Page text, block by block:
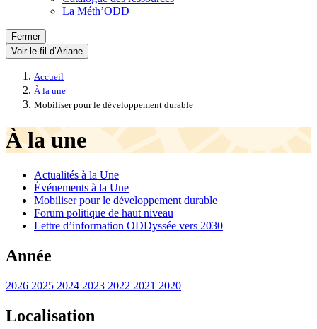
La Méth’ODD
Fermer
Voir le fil d’Ariane
Accueil
À la une
Mobiliser pour le développement durable
À la une
Actualités à la Une
Événements à la Une
Mobiliser pour le développement durable
Forum politique de haut niveau
Lettre d’information ODDyssée vers 2030
Année
2026 2025 2024 2023 2022 2021 2020
Localisation